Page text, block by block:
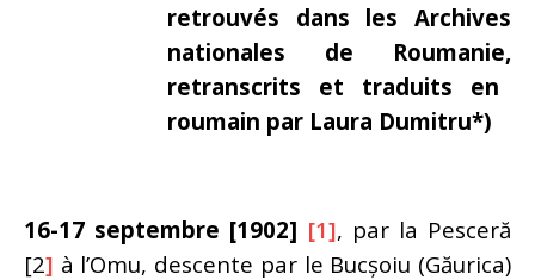
retrouvés dans les Archives
nationales de Roumanie,
retranscrits et traduits en
roumain par Laura Dumitru*)
16-17 septembre [1902] [1], par la Pesceră
[2] à l’Omu, descente par le Bucșoiu (Găurica)